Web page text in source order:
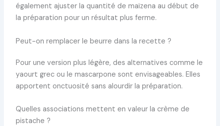
également ajuster la quantité de maïzena au début de
la préparation pour un résultat plus ferme.
Peut-on remplacer le beurre dans la recette ?
Pour une version plus légère, des alternatives comme le
yaourt grec ou le mascarpone sont envisageables. Elles
apportent onctuosité sans alourdir la préparation.
Quelles associations mettent en valeur la crème de
pistache ?